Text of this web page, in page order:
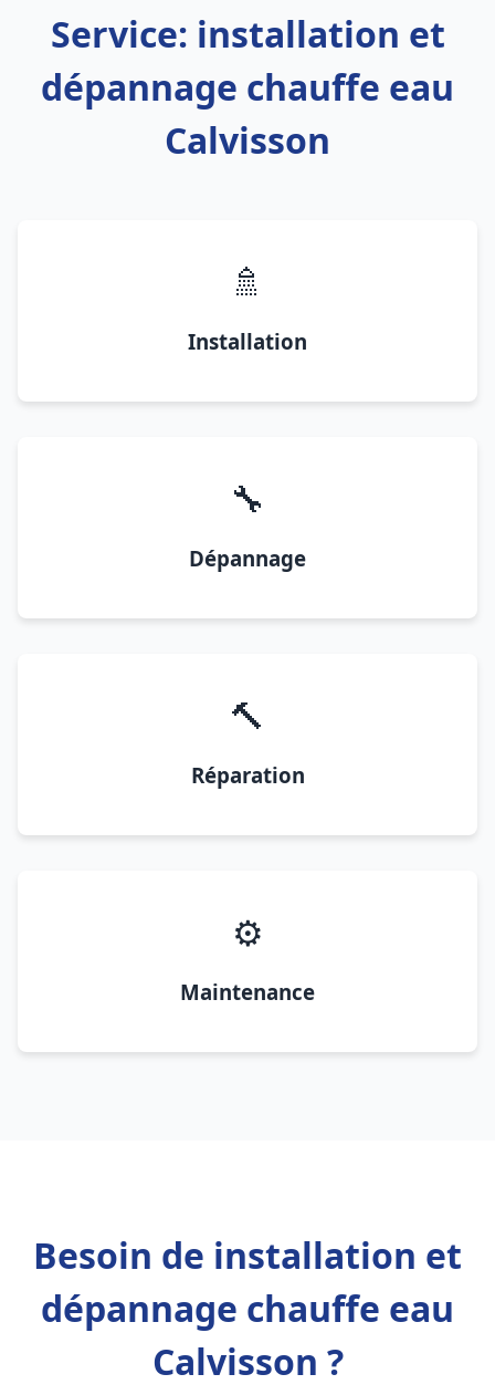
Service: installation et
dépannage chauffe eau
Calvisson
🚿
Installation
🔧
Dépannage
🔨
Réparation
⚙️
Maintenance
Besoin de installation et
dépannage chauffe eau
Calvisson ?